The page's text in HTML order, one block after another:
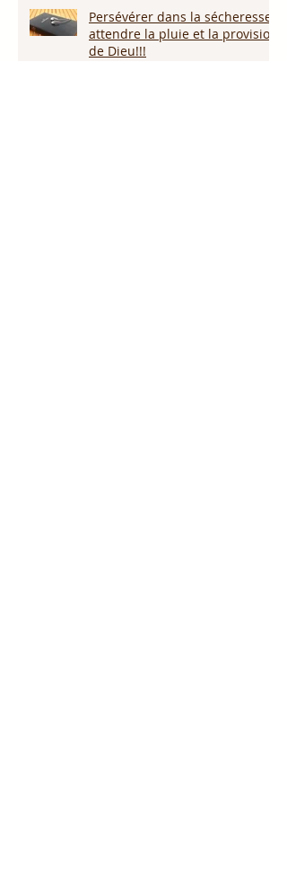
Persévérer dans la sécheresse :
attendre la pluie et la provision
de Dieu!!!